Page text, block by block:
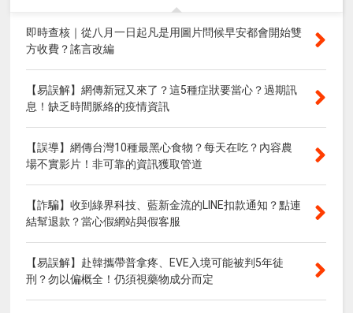
即時查核｜從八月一日起凡是用圖片問候早安都會開始雙
方收費？謠言改編
【易誤解】網傳新冠又來了？這5種症狀要當心？過期訊
息！缺乏時間脈絡的疫情資訊
【誤導】網傳台灣10種最黑心食物？每天在吃？內容農
場不實影片！非可靠的資訊獲取管道
【詐騙】收到綠界科技、藍新金流的LINE扣款通知？點連
結幫退款？當心假網站與假客服
【易誤解】赴韓攜帶普拿疼、EVE入境可能被判5年徒
刑？勿以偏概全！仍須視藥物成分而定